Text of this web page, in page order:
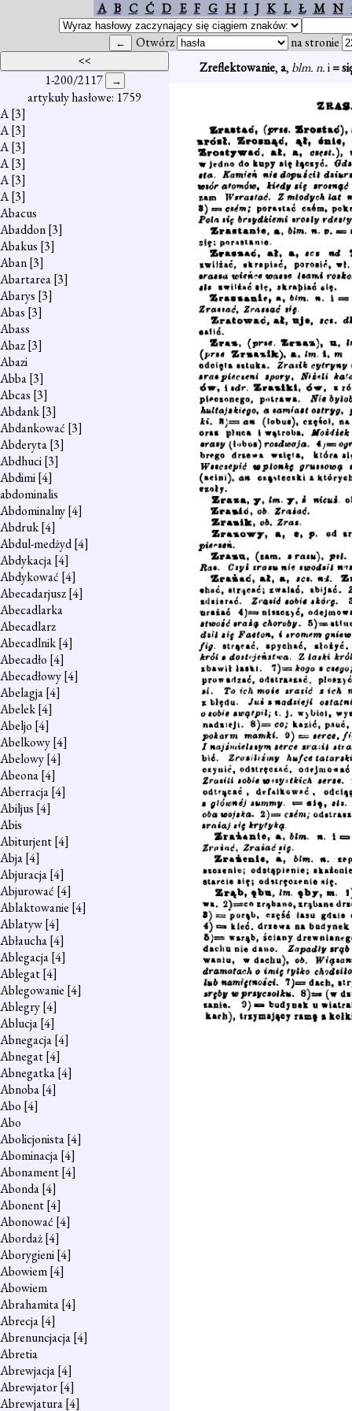
A B C Ć D E F G H I J K L Ł M N
Otwórz na stronie
1-200/2117
artykuły hasłowe: 1759
A[3]
A[3]
A[3]
A[3]
A[3]
A[3]
Abacus
Abaddon[3]
Abakus [3]
Aban[3]
Abartarea[3]
Abarys [3]
Abas [3]
Abass
Abaz[3]
Abazi
Abba[3]
Abcas [3]
Abdank[3]
Abdankować [3]
Abderyta[3]
Abdhuci[3]
Abdimi[4]
abdominalis
Abdominalny[4]
Abdruk[4]
Abdul-medżyd[4]
Abdykacja[4]
Abdykować [4]
Abecadarjusz[4]
Abecadlarka
Abecadlarz
Abecadlnik[4]
Abecadło [4]
Abecadłowy[4]
Abelagja[4]
Abelek[4]
Abeljo [4]
Abelkowy[4]
Abelowy[4]
Abeona[4]
Aberracja[4]
Abiljus [4]
Abis
Abiturjent[4]
Abja[4]
Abjuracja[4]
Abjurować [4]
Ablaktowanie [4]
Ablatyw[4]
Abłaucha[4]
Ablegacja[4]
Ablegat[4]
Ablegowanie [4]
Ablegry[4]
Ablucja[4]
Abnegacja[4]
Abnegat[4]
Abnegatka[4]
Abnoba[4]
Abo [4]
Abo
Abolicjonista[4]
Abominacja[4]
Abonament[4]
Abonda[4]
Abonent[4]
Abonować [4]
Abordaż[4]
Aborygieni[4]
Abowiem[4]
Abowiem
Abrahamita[4]
Abrecja[4]
Abrenuncjacja[4]
Abretia
Abrewjacja[4]
Abrewjator[4]
Abrewjatura[4]
Zreflektowanie,a, blm. n.i=